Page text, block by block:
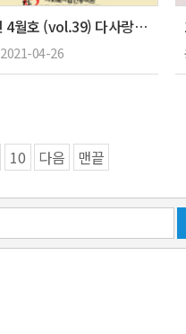
21년 4월호 (vol.39) 다사랑 뉴스레터
2021-04-26
10 다음 맨끝